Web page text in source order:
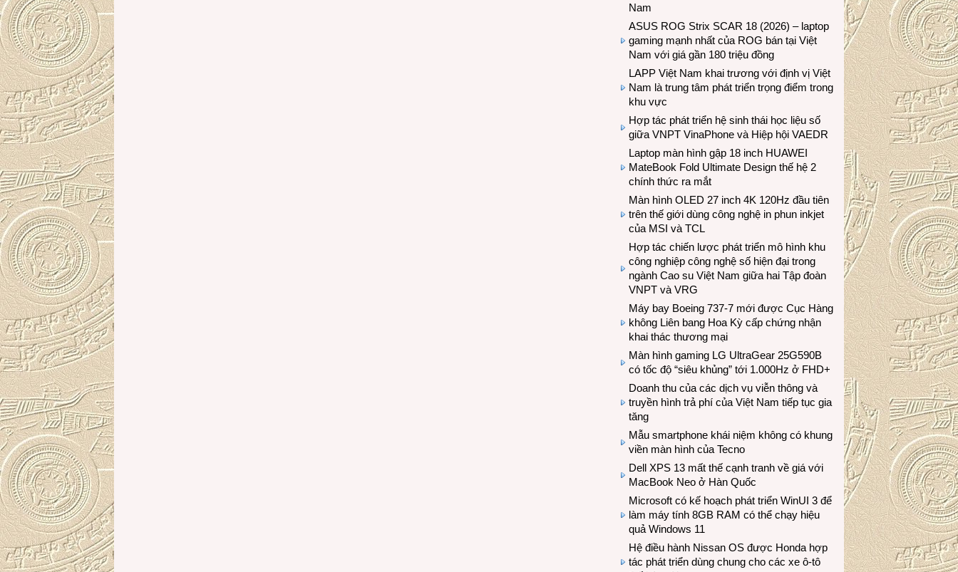
Nam
ASUS ROG Strix SCAR 18 (2026) – laptop
gaming mạnh nhất của ROG bán tại Việt
Nam với giá gần 180 triệu đồng
LAPP Việt Nam khai trương với định vị Việt
Nam là trung tâm phát triển trọng điểm trong
khu vực
Hợp tác phát triển hệ sinh thái học liệu số
giữa VNPT VinaPhone và Hiệp hội VAEDR
Laptop màn hình gập 18 inch HUAWEI
MateBook Fold Ultimate Design thế hệ 2
chính thức ra mắt
Màn hình OLED 27 inch 4K 120Hz đầu tiên
trên thế giới dùng công nghệ in phun inkjet
của MSI và TCL
Hợp tác chiến lược phát triển mô hình khu
công nghiệp công nghệ số hiện đại trong
ngành Cao su Việt Nam giữa hai Tập đoàn
VNPT và VRG
Máy bay Boeing 737-7 mới được Cục Hàng
không Liên bang Hoa Kỳ cấp chứng nhận
khai thác thương mại
Màn hình gaming LG UltraGear 25G590B
có tốc độ “siêu khủng” tới 1.000Hz ở FHD+
Doanh thu của các dịch vụ viễn thông và
truyền hình trả phí của Việt Nam tiếp tục gia
tăng
Mẫu smartphone khái niệm không có khung
viền màn hình của Tecno
Dell XPS 13 mất thế cạnh tranh về giá với
MacBook Neo ở Hàn Quốc
Microsoft có kế hoạch phát triển WinUI 3 để
làm máy tính 8GB RAM có thể chạy hiệu
quả Windows 11
Hệ điều hành Nissan OS được Honda hợp
tác phát triển dùng chung cho các xe ô-tô